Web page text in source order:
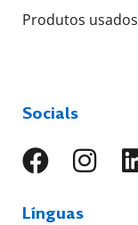
Produtos usados
Socials
Línguas